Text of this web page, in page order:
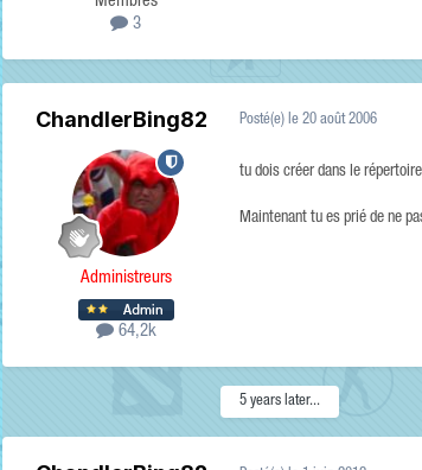
3
ChandlerBing82
Administreurs
64,2k
Posté(e) le 20 août 2006
tu dois créer dans le
Maintenant tu es prié de ne
5 years later...